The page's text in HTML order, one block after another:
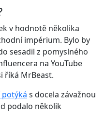
v hodnotě několika
impérium. Bylo by
sesadil z pomyslného
na YouTube
říká MrBeast.
potýká s docela závažnou
podalo několik